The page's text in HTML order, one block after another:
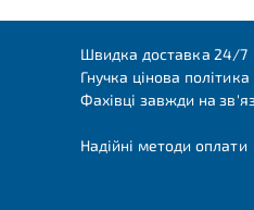
Швидка доставка 24/7
Гнучка цінова політика
Фахівці завжди на
Надійні методи оплати